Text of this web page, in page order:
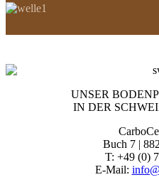
UNSER
IN DER
Buch 7 |
T: +49 (0)
E-Mail: